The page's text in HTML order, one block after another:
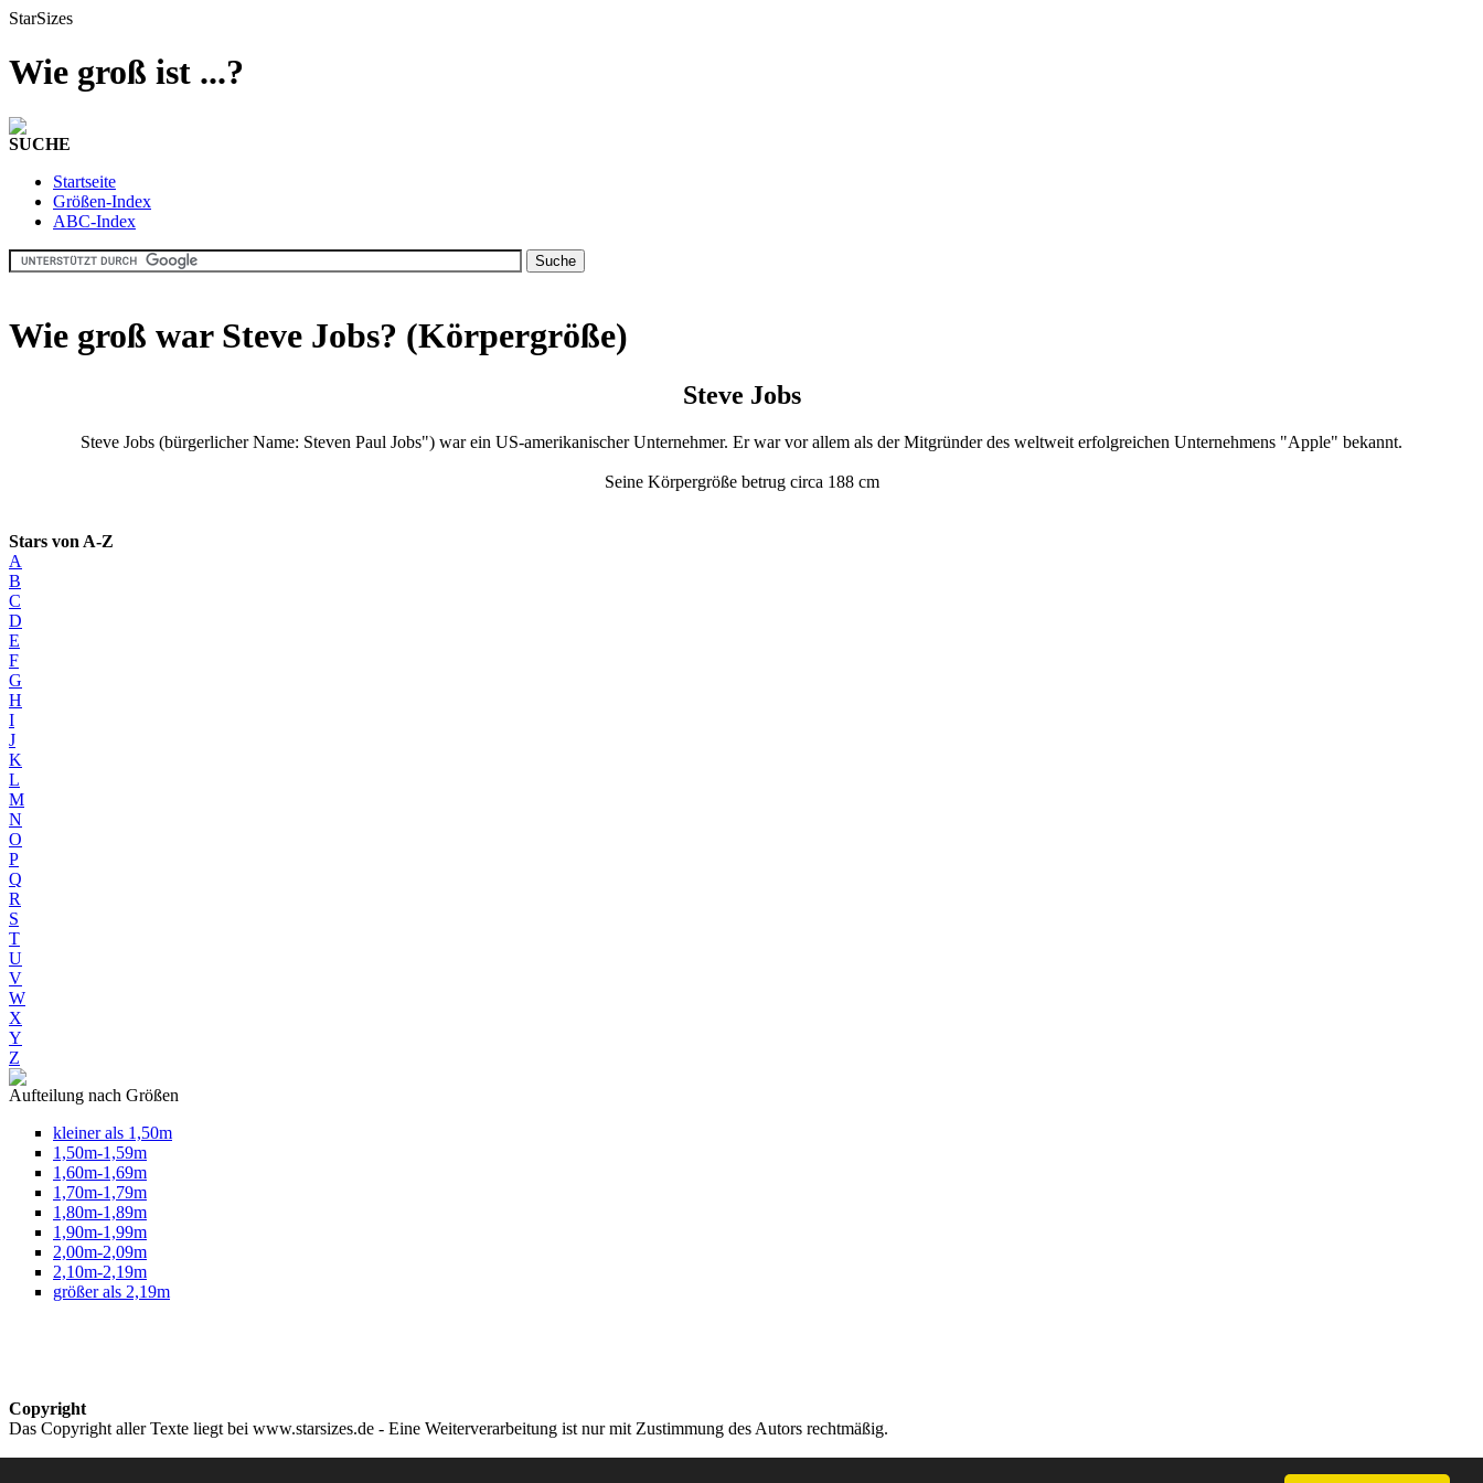
StarSizes
Wie groß ist ...?
SUCHE
Startseite
Größen-Index
ABC-Index
Wie groß war Steve Jobs? (Körpergröße)
Steve Jobs
Steve Jobs (bürgerlicher Name: Steven Paul Jobs") war ein US-amerikanischer Unternehmer. Er war vor allem als der Mitgründer des weltweit erfolgreichen Unternehmens "Apple" bekannt.
Seine Körpergröße betrug circa 188 cm
Stars von A-Z
A
B
C
D
E
F
G
H
I
J
K
L
M
N
O
P
Q
R
S
T
U
V
W
X
Y
Z
Aufteilung nach Größen
kleiner als 1,50m
1,50m-1,59m
1,60m-1,69m
1,70m-1,79m
1,80m-1,89m
1,90m-1,99m
2,00m-2,09m
2,10m-2,19m
größer als 2,19m
Copyright
Das Copyright aller Texte liegt bei www.starsizes.de - Eine Weiterverarbeitung ist nur mit Zustimmung des Autors rechtmäßig.